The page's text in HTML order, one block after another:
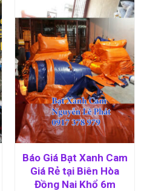
Báo Giá Bạt Xanh Cam
Giá Rẻ tại Biên Hòa
Đồng Nai Khổ 6m